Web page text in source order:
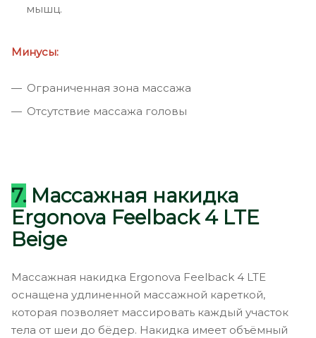
мышц.
Минусы:
Ограниченная зона массажа
Отсутствие массажа головы
7. Массажная накидка
Ergonova Feelback 4 LTE
Beige
Массажная накидка Ergonova Feelback 4 LTE
оснащена удлиненной массажной кареткой,
которая позволяет массировать каждый участок
тела от шеи до бёдер. Накидка имеет объёмный